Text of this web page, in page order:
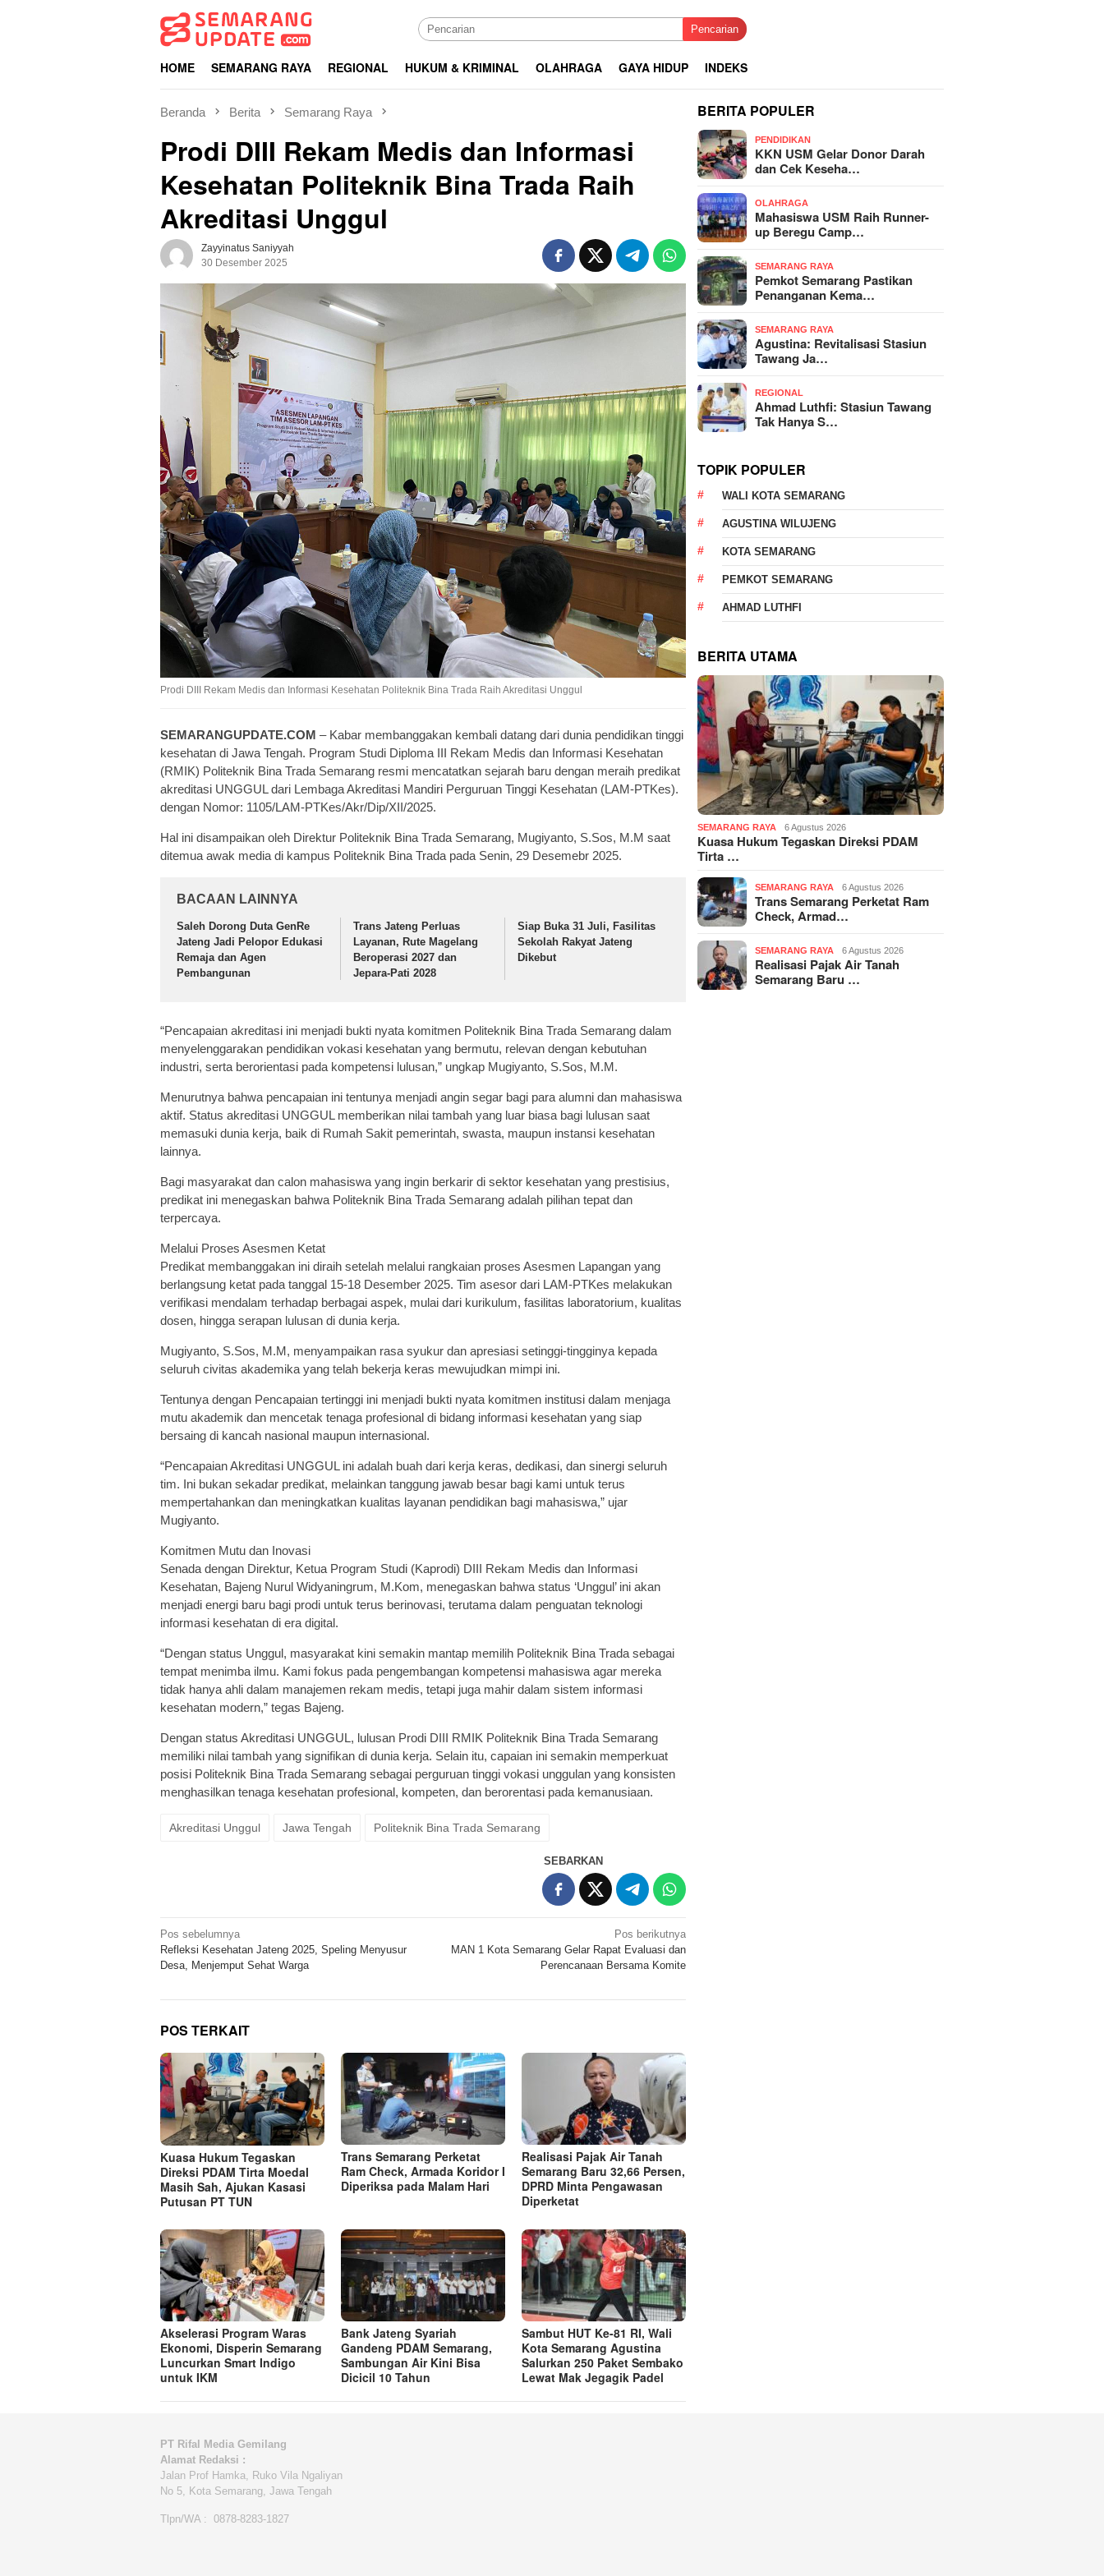
Pencarian
HOME SEMARANG RAYA REGIONAL HUKUM & KRIMINAL OLAHRAGA GAYA HIDUP INDEKS
Beranda Berita Semarang Raya
Prodi DIII Rekam Medis dan Informasi
Kesehatan Politeknik Bina Trada Raih
Akreditasi Unggul
Zayyinatus Saniyyah
30 Desember 2025
Prodi DIII Rekam Medis dan Informasi Kesehatan Politeknik Bina Trada Raih Akreditasi Unggul
SEMARANGUPDATE.COM – Kabar membanggakan kembali datang dari dunia pendidikan tinggi
kesehatan di Jawa Tengah. Program Studi Diploma III Rekam Medis dan Informasi Kesehatan
(RMIK) Politeknik Bina Trada Semarang resmi mencatatkan sejarah baru dengan meraih predikat
akreditasi UNGGUL dari Lembaga Akreditasi Mandiri Perguruan Tinggi Kesehatan (LAM-PTKes).
dengan Nomor: 1105/LAM-PTKes/Akr/Dip/XII/2025.
Hal ini disampaikan oleh Direktur Politeknik Bina Trada Semarang, Mugiyanto, S.Sos, M.M saat
ditemua awak media di kampus Politeknik Bina Trada pada Senin, 29 Desemebr 2025.
BACAAN LAINNYA
Saleh Dorong Duta GenRe
Jateng Jadi Pelopor Edukasi
Remaja dan Agen
Pembangunan
Trans Jateng Perluas
Layanan, Rute Magelang
Beroperasi 2027 dan
Jepara-Pati 2028
Siap Buka 31 Juli, Fasilitas
Sekolah Rakyat Jateng
Dikebut
“Pencapaian akreditasi ini menjadi bukti nyata komitmen Politeknik Bina Trada Semarang dalam
menyelenggarakan pendidikan vokasi kesehatan yang bermutu, relevan dengan kebutuhan
industri, serta berorientasi pada kompetensi lulusan,” ungkap Mugiyanto, S.Sos, M.M.
Menurutnya bahwa pencapaian ini tentunya menjadi angin segar bagi para alumni dan mahasiswa
aktif. Status akreditasi UNGGUL memberikan nilai tambah yang luar biasa bagi lulusan saat
memasuki dunia kerja, baik di Rumah Sakit pemerintah, swasta, maupun instansi kesehatan
lainnya.
Bagi masyarakat dan calon mahasiswa yang ingin berkarir di sektor kesehatan yang prestisius,
predikat ini menegaskan bahwa Politeknik Bina Trada Semarang adalah pilihan tepat dan
terpercaya.
Melalui Proses Asesmen Ketat
Predikat membanggakan ini diraih setelah melalui rangkaian proses Asesmen Lapangan yang
berlangsung ketat pada tanggal 15-18 Desember 2025. Tim asesor dari LAM-PTKes melakukan
verifikasi mendalam terhadap berbagai aspek, mulai dari kurikulum, fasilitas laboratorium, kualitas
dosen, hingga serapan lulusan di dunia kerja.
Mugiyanto, S.Sos, M.M, menyampaikan rasa syukur dan apresiasi setinggi-tingginya kepada
seluruh civitas akademika yang telah bekerja keras mewujudkan mimpi ini.
Tentunya dengan Pencapaian tertinggi ini menjadi bukti nyata komitmen institusi dalam menjaga
mutu akademik dan mencetak tenaga profesional di bidang informasi kesehatan yang siap
bersaing di kancah nasional maupun internasional.
“Pencapaian Akreditasi UNGGUL ini adalah buah dari kerja keras, dedikasi, dan sinergi seluruh
tim. Ini bukan sekadar predikat, melainkan tanggung jawab besar bagi kami untuk terus
mempertahankan dan meningkatkan kualitas layanan pendidikan bagi mahasiswa,” ujar
Mugiyanto.
Komitmen Mutu dan Inovasi
Senada dengan Direktur, Ketua Program Studi (Kaprodi) DIII Rekam Medis dan Informasi
Kesehatan, Bajeng Nurul Widyaningrum, M.Kom, menegaskan bahwa status ‘Unggul’ ini akan
menjadi energi baru bagi prodi untuk terus berinovasi, terutama dalam penguatan teknologi
informasi kesehatan di era digital.
“Dengan status Unggul, masyarakat kini semakin mantap memilih Politeknik Bina Trada sebagai
tempat menimba ilmu. Kami fokus pada pengembangan kompetensi mahasiswa agar mereka
tidak hanya ahli dalam manajemen rekam medis, tetapi juga mahir dalam sistem informasi
kesehatan modern,” tegas Bajeng.
Dengan status Akreditasi UNGGUL, lulusan Prodi DIII RMIK Politeknik Bina Trada Semarang
memiliki nilai tambah yang signifikan di dunia kerja. Selain itu, capaian ini semakin memperkuat
posisi Politeknik Bina Trada Semarang sebagai perguruan tinggi vokasi unggulan yang konsisten
menghasilkan tenaga kesehatan profesional, kompeten, dan berorentasi pada kemanusiaan.
Akreditasi Unggul Jawa Tengah Politeknik Bina Trada Semarang
SEBARKAN
Navigasi
pos
Pos sebelumnya
Refleksi Kesehatan Jateng 2025, Speling Menyusur
Desa, Menjemput Sehat Warga
Pos berikutnya
MAN 1 Kota Semarang Gelar Rapat Evaluasi dan
Perencanaan Bersama Komite
POS TERKAIT
Kuasa Hukum Tegaskan
Direksi PDAM Tirta Moedal
Masih Sah, Ajukan Kasasi
Putusan PT TUN
Trans Semarang Perketat
Ram Check, Armada Koridor I
Diperiksa pada Malam Hari
Realisasi Pajak Air Tanah
Semarang Baru 32,66 Persen,
DPRD Minta Pengawasan
Diperketat
Akselerasi Program Waras
Ekonomi, Disperin Semarang
Luncurkan Smart Indigo
untuk IKM
Bank Jateng Syariah
Gandeng PDAM Semarang,
Sambungan Air Kini Bisa
Dicicil 10 Tahun
Sambut HUT Ke-81 RI, Wali
Kota Semarang Agustina
Salurkan 250 Paket Sembako
Lewat Mak Jegagik Padel
BERITA POPULER
PENDIDIKAN
KKN USM Gelar Donor Darah
dan Cek Keseha…
OLAHRAGA
Mahasiswa USM Raih Runner-
up Beregu Camp…
SEMARANG RAYA
Pemkot Semarang Pastikan
Penanganan Kema…
SEMARANG RAYA
Agustina: Revitalisasi Stasiun
Tawang Ja…
REGIONAL
Ahmad Luthfi: Stasiun Tawang
Tak Hanya S…
TOPIK POPULER
WALI KOTA SEMARANG
AGUSTINA WILUJENG
KOTA SEMARANG
PEMKOT SEMARANG
AHMAD LUTHFI
BERITA UTAMA
SEMARANG RAYA 6 Agustus 2026
Kuasa Hukum Tegaskan Direksi PDAM
Tirta …
SEMARANG RAYA 6 Agustus 2026
Trans Semarang Perketat Ram
Check, Armad…
SEMARANG RAYA 6 Agustus 2026
Realisasi Pajak Air Tanah
Semarang Baru …
PT Rifal Media Gemilang
Alamat Redaksi :
Jalan Prof Hamka, Ruko Vila Ngaliyan
No 5, Kota Semarang, Jawa Tengah
Tlpn/WA : 0878-8283-1827